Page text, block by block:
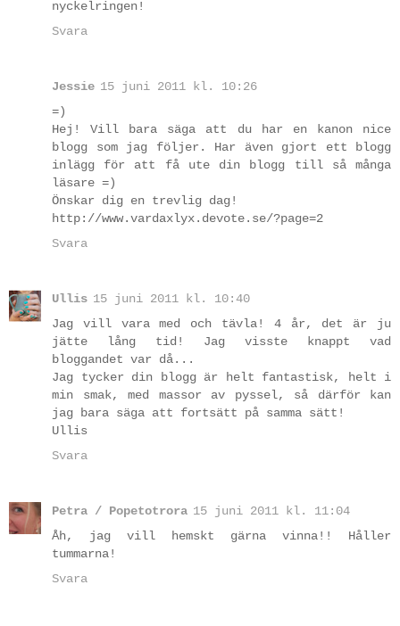
nyckelringen!
Svara
Jessie 15 juni 2011 kl. 10:26
=)
Hej! Vill bara säga att du har en kanon nice
blogg som jag följer. Har även gjort ett blogg
inlägg för att få ute din blogg till så många
läsare =)
Önskar dig en trevlig dag!
http://www.vardaxlyx.devote.se/?page=2
Svara
Ullis 15 juni 2011 kl. 10:40
Jag vill vara med och tävla! 4 år, det är ju
jätte lång tid! Jag visste knappt vad
bloggandet var då...
Jag tycker din blogg är helt fantastisk, helt i
min smak, med massor av pyssel, så därför kan
jag bara säga att fortsätt på samma sätt!
Ullis
Svara
Petra / Popetotrora 15 juni 2011 kl. 11:04
Åh, jag vill hemskt gärna vinna!! Håller
tummarna!
Svara